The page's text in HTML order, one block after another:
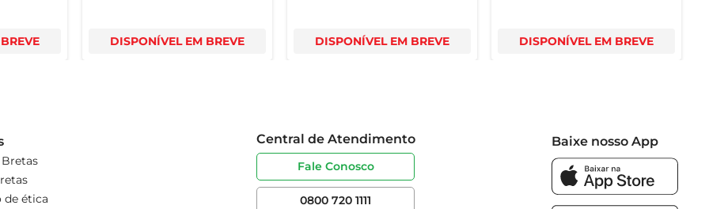
DISPONÍVEL EM BREVE DISPONÍVEL EM BREVE DISPONÍVEL EM BREVE
de ética
Central de Atendimento
Fale Conosco
0800 720 1111
Baixe nosso App